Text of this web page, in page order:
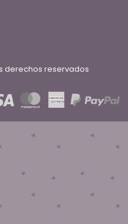
derechos reservados